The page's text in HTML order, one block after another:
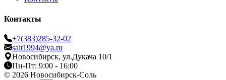
Контакты
+7(383)285-32-02
salt1994@ya.ru
Новосибирск, ул.Дукача 10/1
Пн-Пт: 9:00 - 16:00
© 2026 Новосибирск-Соль